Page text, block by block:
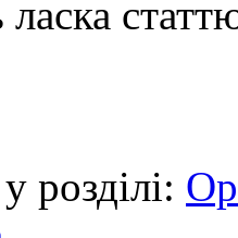
розділі: